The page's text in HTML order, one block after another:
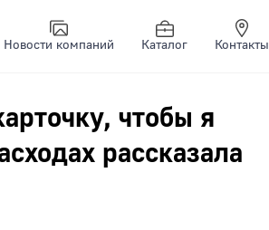
Новости компаний Каталог Контакты
чтобы я
рассказала